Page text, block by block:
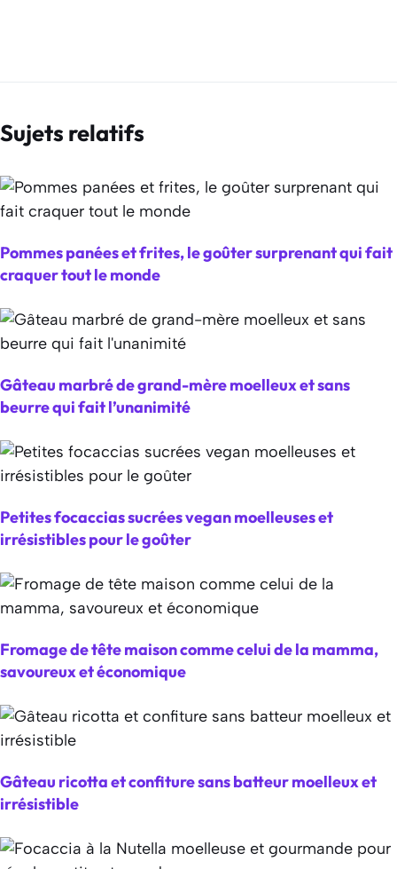
Sujets relatifs
Pommes panées et frites, le goûter surprenant qui fait
craquer tout le monde
Gâteau marbré de grand-mère moelleux et sans
beurre qui fait l’unanimité
Petites focaccias sucrées vegan moelleuses et
irrésistibles pour le goûter
Fromage de tête maison comme celui de la mamma,
savoureux et économique
Gâteau ricotta et confiture sans batteur moelleux et
irrésistible